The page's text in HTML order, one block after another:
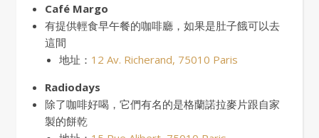
Café Margo
有提供輕食早午餐的咖啡廳，如果是肚子餓可以去
這間
地址： 12 Av. Richerand, 75010 Paris
Radiodays
除了咖啡好喝，它們有名的是格蘭諾拉麥片跟自家
製的餅乾